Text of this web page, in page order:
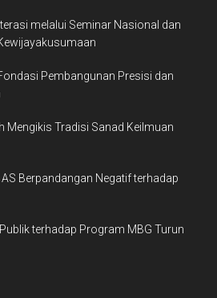
melalui Seminar Nasional dan
Pembangunan Presisi dan
Mengikis Tradisi Sanad Keilmuan
Berpandangan Negatif terhadap
terhadap Program MBG Turun